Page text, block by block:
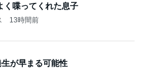
く喋ってくれた息子
13時間前
が早まる可能性